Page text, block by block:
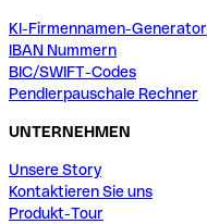
KI-Firmennamen-Generator
IBAN Nummern
BIC/SWIFT-Codes
Pendlerpauschale Rechner
UNTERNEHMEN
Unsere Story
Kontaktieren Sie uns
Produkt-Tour